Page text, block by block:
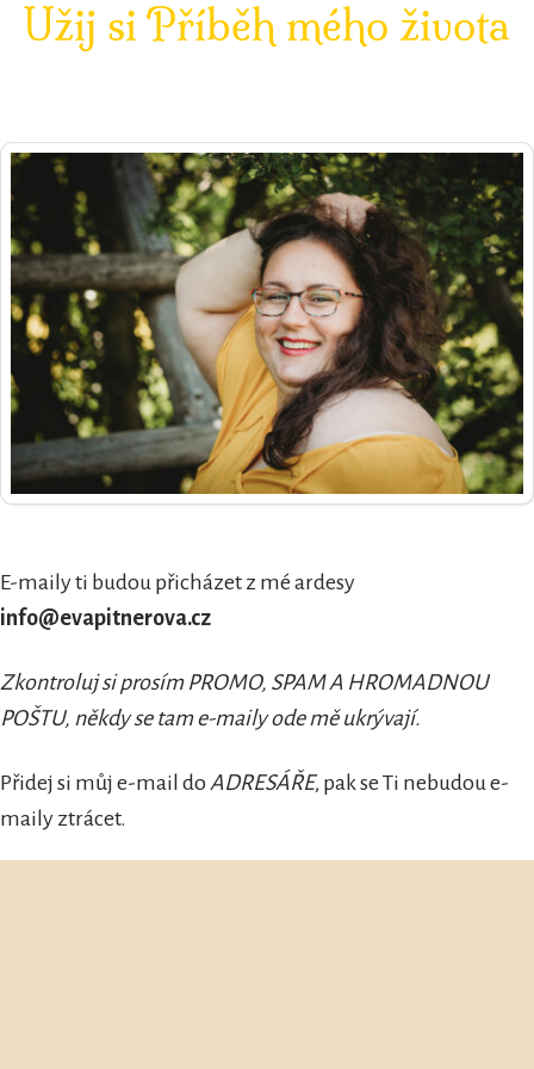
Užij si Příběh mého života
E-maily ti budou přicházet z mé ardesy
info@evapitnerova.cz
Zkontroluj si prosím PROMO, SPAM A HROMADNOU
POŠTU, někdy se tam e-maily ode mě ukrývají.
Přidej si můj e-mail doADRESÁŘE, pak se Ti nebudou e-
maily ztrácet.